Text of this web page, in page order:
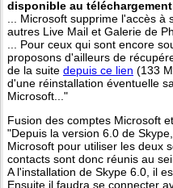
disponible au
... Microsoft supprime l'accès
autres Live Mail et Galerie de
... Pour ceux qui sont encore
proposons d'ailleurs de
de la suite depuis ce lien (133
d'une réinstallation éventuelle
Microsoft..."
Fusion des comptes Microsoft
"Depuis la version 6.0 de
Microsoft pour utiliser les deux
contacts sont donc réunis au
A l'installation de Skype 6.0, il
Ensuite il faudra se connecter